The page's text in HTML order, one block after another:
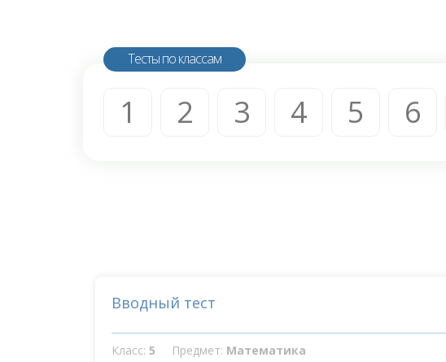
Тесты по классам
1 2 3 4 5 6
Вводный тест
Класс: 5 Предмет: Математика